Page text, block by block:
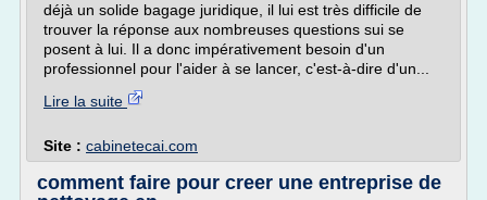
déjà un solide bagage juridique, il lui est très difficile de
trouver la réponse aux nombreuses questions sui se
posent à lui. Il a donc impérativement besoin d'un
professionnel pour l'aider à se lancer, c'est-à-dire d'un...
Lire la suite
Site : cabinetecai.com
comment faire pour creer une entreprise de